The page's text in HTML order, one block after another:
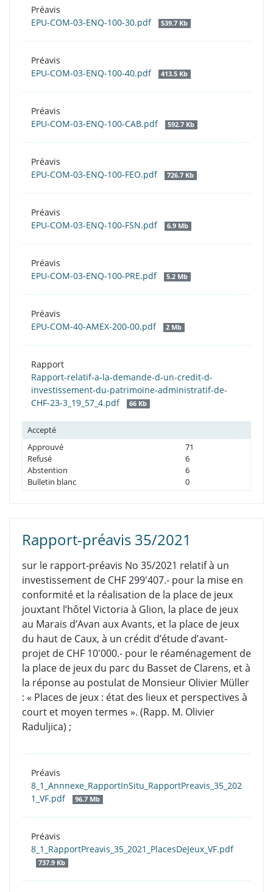
Préavis
EPU-COM-03-ENQ-100-30.pdf
539.7 Kb
Préavis
EPU-COM-03-ENQ-100-40.pdf
413.5 Kb
Préavis
EPU-COM-03-ENQ-100-CAB.pdf
592.7 Kb
Préavis
EPU-COM-03-ENQ-100-FEO.pdf
726.7 Kb
Préavis
EPU-COM-03-ENQ-100-FSN.pdf
6.9 Mb
Préavis
EPU-COM-03-ENQ-100-PRE.pdf
5.2 Mb
Préavis
EPU-COM-40-AMEX-200-00.pdf
2 Mb
Rapport
Rapport-relatif-a-la-demande-d-un-credit-d-
investissement-du-patrimoine-administratif-de-
CHF-23-3_19_57_4.pdf
66 Kb
Accepté
Approuvé
71
Refusé
6
Abstention
6
Bulletin blanc
0
Rapport-préavis 35/2021
sur le rapport-préavis No 35/2021 relatif à un
investissement de CHF 299'407.- pour la mise en
conformité et la réalisation de la place de jeux
jouxtant l’hôtel Victoria à Glion, la place de jeux
au Marais d’Avan aux Avants, et la place de jeux
du haut de Caux, à un crédit d’étude d’avant-
projet de CHF 10'000.- pour le réaménagement de
la place de jeux du parc du Basset de Clarens, et à
la réponse au postulat de Monsieur Olivier Müller
: « Places de jeux : état des lieux et perspectives à
court et moyen termes ». (Rapp. M. Olivier
Raduljica) ;
Préavis
8_1_Annnexe_RapportInSitu_RapportPreavis_35_202
1_VF.pdf
96.7 Mb
Préavis
8_1_RapportPreavis_35_2021_PlacesDeJeux_VF.pdf
737.9 Kb